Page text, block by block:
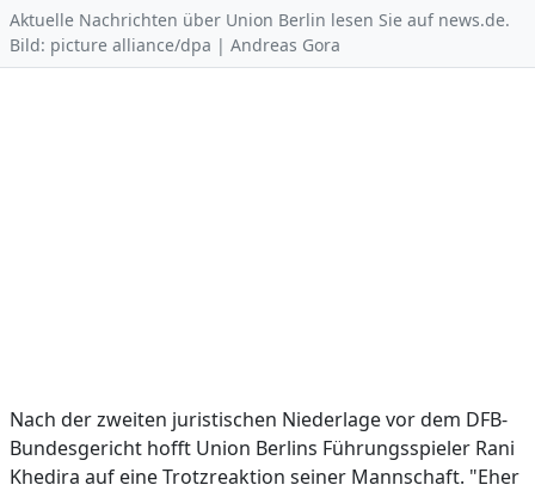
Aktuelle Nachrichten über Union Berlin lesen Sie auf news.de.
Bild: picture alliance/dpa | Andreas Gora
Nach der zweiten juristischen Niederlage vor dem DFB-
Bundesgericht hofft Union Berlins Führungsspieler Rani
Khedira auf eine Trotzreaktion seiner Mannschaft. "Eher